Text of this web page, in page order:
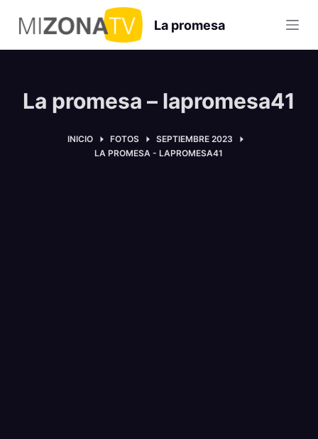
S
a
l
La promesa
La promesa – lapromesa41
INICIO FOTOS
SEPTIEMBRE 2023
LA PROMESA - LAPROMESA41